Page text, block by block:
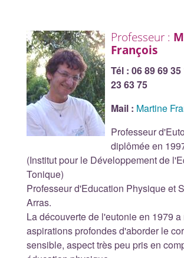
Professeur :
François
Tél : 06 89 69
23 63 75
Mail : Martine
Professeur
diplômée en
(Institut pour le Développement de
Tonique)
Professeur d'Education Physique et
Arras.
La découverte de l'eutonie en 1979
aspirations profondes d'aborder le
sensible, aspect très peu pris en